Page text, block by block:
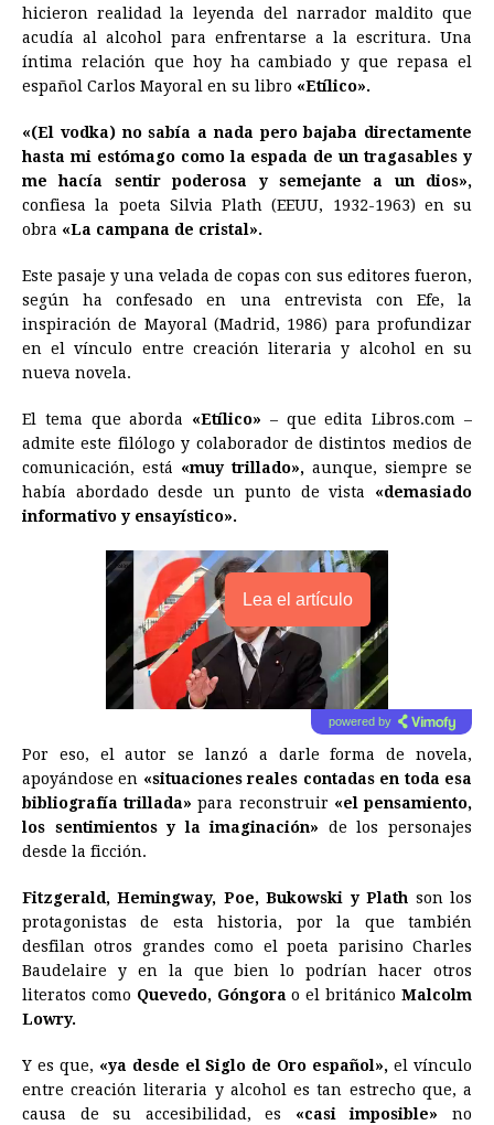
e
b
o
k
s
e
n
e
r
s
A
p
e
a
d
t
e
r
s
t
k
e
d
n
i
l
n
t
y
L
i
k
hicieron realidad la leyenda del narrador maldito que
acudía al alcohol para enfrentarse a la escritura. Una
íntima relación que hoy ha cambiado y que repasa el
español Carlos Mayoral en su libro «Etílico».
«(El vodka) no sabía a nada pero bajaba directamente
hasta mi estómago como la espada de un tragasables y
me hacía sentir poderosa y semejante a un dios»,
confiesa la poeta Silvia Plath (EEUU, 1932-1963) en su
obra «La campana de cristal».
Este pasaje y una velada de copas con sus editores fueron,
según ha confesado en una entrevista con Efe, la
inspiración de Mayoral (Madrid, 1986) para profundizar
en el vínculo entre creación literaria y alcohol en su
nueva novela.
El tema que aborda «Etílico» – que edita Libros.com –
admite este filólogo y colaborador de distintos medios de
comunicación, está «muy trillado», aunque, siempre se
había abordado desde un punto de vista «demasiado
informativo y ensayístico».
Lea el artículo
powered by
Por eso, el autor se lanzó a darle forma de novela,
apoyándose en «situaciones reales contadas en toda esa
bibliografía trillada» para reconstruir «el pensamiento,
los sentimientos y la imaginación» de los personajes
desde la ficción.
Fitzgerald, Hemingway, Poe, Bukowski y Plath son los
protagonistas de esta historia, por la que también
desfilan otros grandes como el poeta parisino Charles
Baudelaire y en la que bien lo podrían hacer otros
literatos como Quevedo, Góngora o el británico Malcolm
Lowry.
Y es que, «ya desde el Siglo de Oro español», el vínculo
entre creación literaria y alcohol es tan estrecho que, a
causa de su accesibilidad, es «casi imposible» no